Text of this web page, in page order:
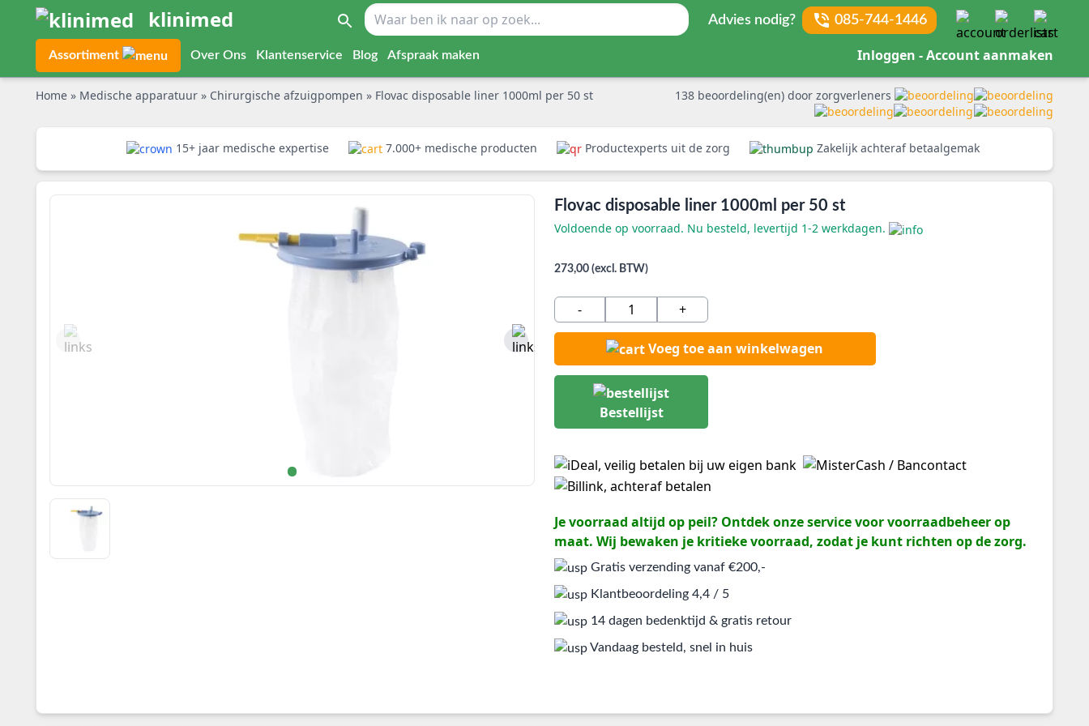
klinimed Advies nodig? 085-744-1446
Assortiment Over Ons Klantenservice Blog Afspraak maken Inloggen - Account aanmaken
Home » Medische apparatuur » Chirurgische afzuigpompen » Flovac disposable liner 1000ml per 50 st 138 beoordeling(en) door zorgverleners
15+ jaar medische expertise 7.000+ medische producten Productexperts uit de zorg Zakelijk achteraf betaalgemak
Flovac disposable liner 1000ml per 50 st
Voldoende op voorraad. Nu besteld, levertijd 1-2 werkdagen.
273,00 (excl. BTW)
- +
Voeg toe aan winkelwagen
Bestellijst
Je voorraad altijd op peil? Ontdek onze service voor voorraadbeheer op
maat. Wij bewaken je kritieke voorraad, zodat je kunt richten op de zorg.
Gratis verzending vanaf €200,-
Klantbeoordeling 4,4 / 5
14 dagen bedenktijd & gratis retour
Vandaag besteld, snel in huis